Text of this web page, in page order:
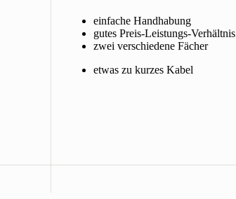
einfache Handhabung
gutes Preis-Leistungs-Verhältnis
zwei verschiedene Fächer
etwas zu kurzes Kabel